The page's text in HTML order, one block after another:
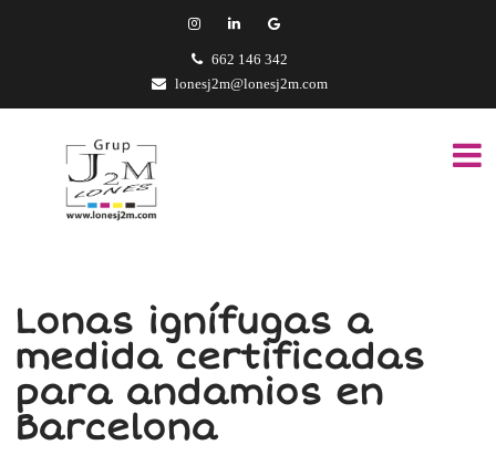
662 146 342
lonesj2m@lonesj2m.com
Lonas ignífugas a
medida certificadas
para andamios en
Barcelona